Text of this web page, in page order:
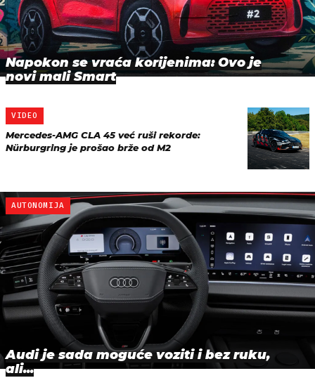
Napokon se vraća korijenima: Ovo je
novi mali Smart
VIDEO
Mercedes-AMG CLA 45 već ruši rekorde:
Nürburgring je prošao brže od M2
AUTONOMIJA
Audi je sada moguće voziti i bez ruku,
ali...